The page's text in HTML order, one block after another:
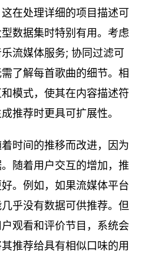
在处理详细的项目描述可
数据集时特别有用。考虑
流媒体服务; 协同过滤可
了解每首歌曲的细节。相
模式，使其在内容描述符
推荐时更具可扩展性。
时间的推移而改进，因为
随着用户交互的增加，推
。例如，如果流媒体平台
乎没有数据可供推荐。但
观看和评价节目，系统会
推荐给具有相似口味的用